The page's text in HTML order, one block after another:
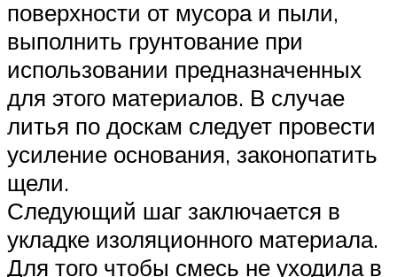
поверхности от мусора и пыли,
выполнить грунтование при
использовании предназначенных
для этого материалов. В случае
литья по доскам следует провести
усиление основания, законопатить
щели.
Следующий шаг заключается в
укладке изоляционного материала.
Для того чтобы смесь не уходила в